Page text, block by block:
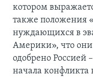
котором
также положения
нуждающихся в
Америки», что они
одобрено Россией
начала конфликта